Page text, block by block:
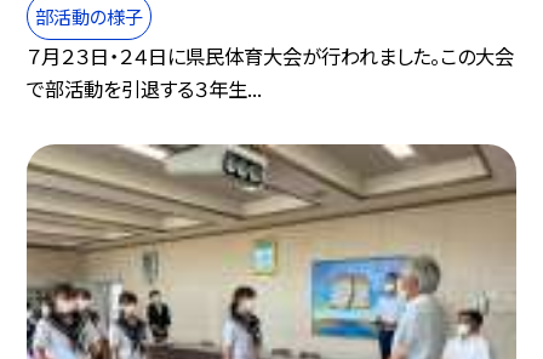
部活動の様子
７月２３日・２４日に県民体育大会が行われました。この大会
で部活動を引退する３年生...